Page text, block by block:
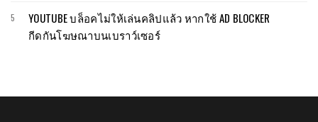
YOUTUBE บล็อคไม่ให้เล่นคลิปแล้ว หากใช้ AD BLOCKER
กีดกันโฆษณาบนเบราว์เซอร์